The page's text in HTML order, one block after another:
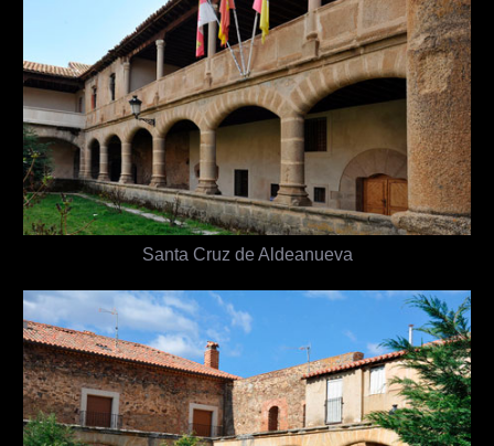
Santa Cruz de Aldeanueva